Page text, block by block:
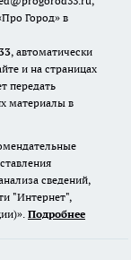
Город» в
, автоматически
и на страницах
передать
материалы в
сведений,
"Интернет",
Подробнее